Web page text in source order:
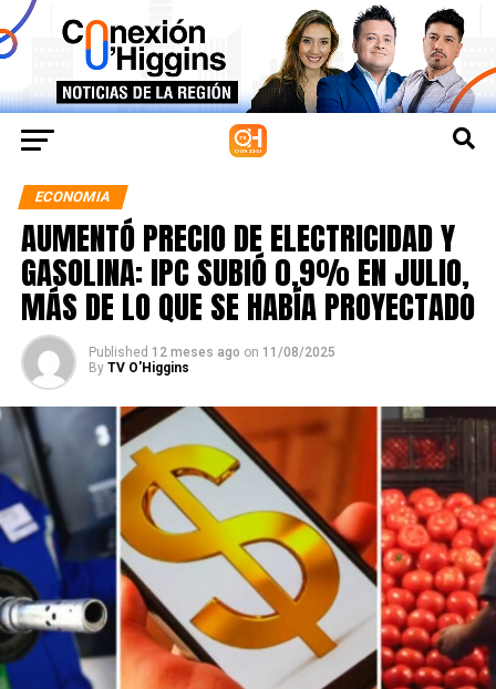
ECONOMIA
AUMENTÓ PRECIO DE ELECTRICIDAD Y
GASOLINA: IPC SUBIÓ 0,9% EN JULIO,
MÁS DE LO QUE SE HABÍA PROYECTADO
Published 12 meses ago on 11/08/2025
By TV O'Higgins